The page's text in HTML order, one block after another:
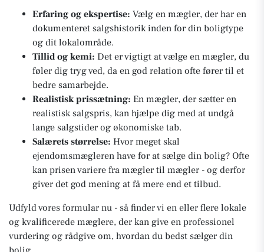
Erfaring og ekspertise: Vælg en mægler, der har en
dokumenteret salgshistorik inden for din boligtype
og dit lokalområde.
Tillid og kemi: Det er vigtigt at vælge en mægler, du
føler dig tryg ved, da en god relation ofte fører til et
bedre samarbejde.
Realistisk prissætning: En mægler, der sætter en
realistisk salgspris, kan hjælpe dig med at undgå
lange salgstider og økonomiske tab.
Salærets størrelse: Hvor meget skal
ejendomsmægleren have for at sælge din bolig? Ofte
kan prisen variere fra mægler til mægler - og derfor
giver det god mening at få mere end et tilbud.
Udfyld vores formular nu - så finder vi en eller flere lokale
og kvalificerede mæglere, der kan give en professionel
vurdering og rådgive om, hvordan du bedst sælger din